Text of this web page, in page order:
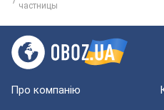
частницы
Про компанію